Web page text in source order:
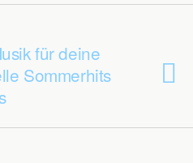
für deine
Sommerhits